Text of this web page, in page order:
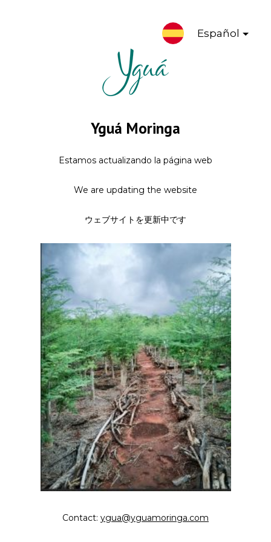
Español
Yguá Moringa
Estamos actualizando la página web
We are updating the website
ウェブサイトを更新中です
Contact: ygua@yguamoringa.com